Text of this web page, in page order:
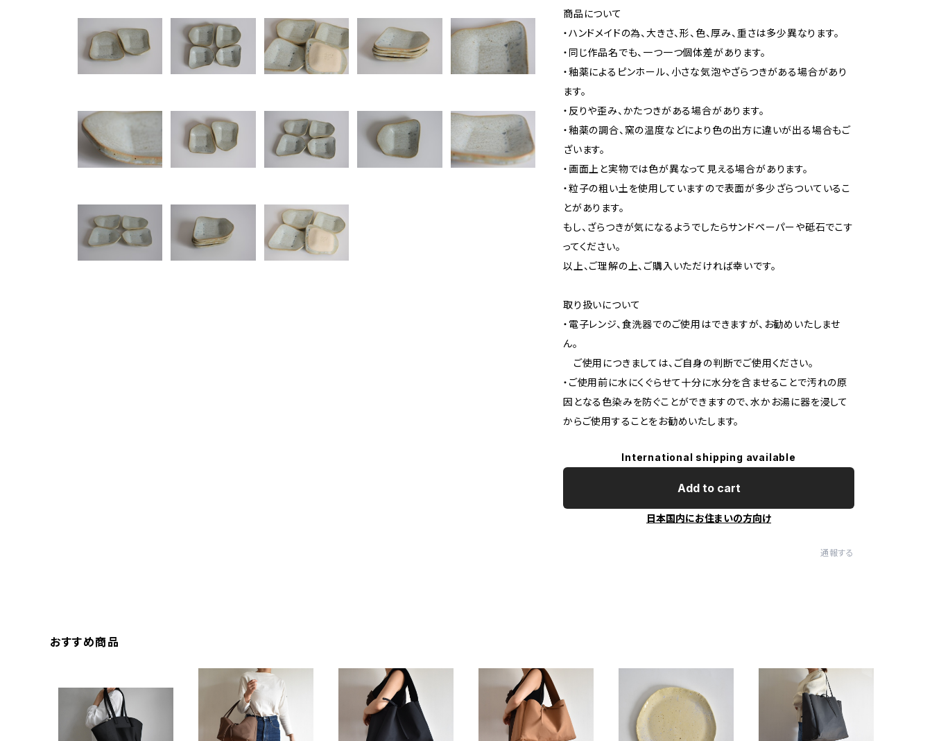
商品について
・ハンドメイドの為、大きさ、形、色、厚み、重さは多少異なります。
・同じ作品名でも、一つ一つ個体差があります。
・釉薬によるピンホール、小さな気泡やざらつきがある場合があり
ます。
・反りや歪み、かたつきがある場合があります。
・釉薬の調合、窯の温度などにより色の出方に違いが出る場合もご
ざいます。
・画面上と実物では色が異なって見える場合があります。
・粒子の粗い土を使用していますので表面が多少ざらついているこ
とがあります。
もし、ざらつきが気になるようでしたらサンドペーパーや砥石でこす
ってください。
以上、ご理解の上、ご購入いただければ幸いです。
取り扱いについて
・電子レンジ、食洗器でのご使用はできますが、お勧めいたしませ
ん。
ご使用につきましては、ご自身の判断でご使用ください。
・ご使用前に水にくぐらせて十分に水分を含ませることで汚れの原
因となる色染みを防ぐことができますので、水かお湯に器を浸して
からご使用することをお勧めいたします。
International shipping available
Add to cart
日本国内にお住まいの方向け
通報する
おすすめ商品